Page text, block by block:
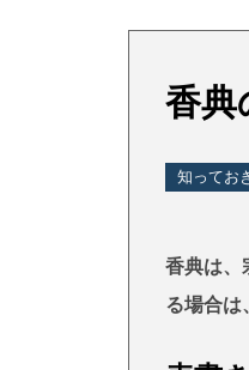
香典
知ってお
香典は、
る場合は